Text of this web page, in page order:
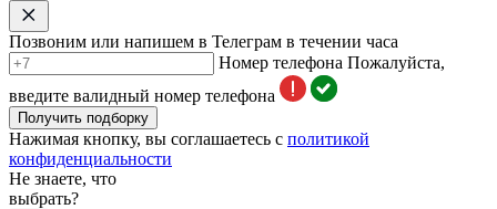
Позвоним или напишем в Телеграм в течении часа
Номер телефона Пожалуйста,
введите валидный номер телефона
Получить подборку
Нажимая кнопку, вы соглашаетесь с политикой
конфиденциальности
Не знаете, что
выбрать?